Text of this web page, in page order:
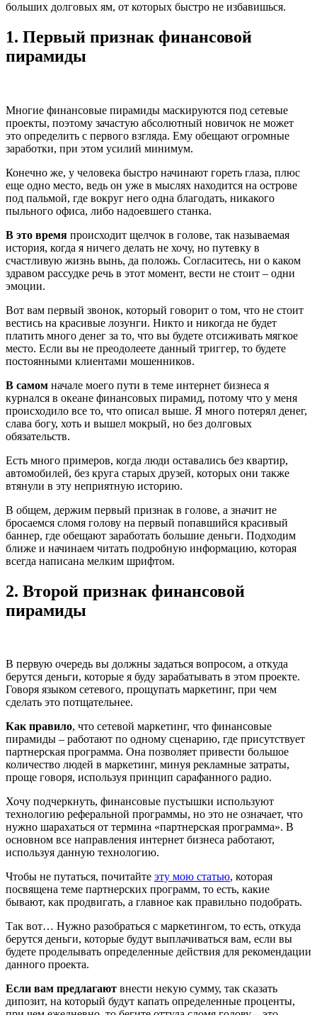
больших долговых ям, от которых быстро не избавишься.
1. Первый признак финансовой
пирамиды
Многие финансовые пирамиды маскируются под сетевые
проекты, поэтому зачастую абсолютный новичок не может
это определить с первого взгляда. Ему обещают огромные
заработки, при этом усилий минимум.
Конечно же, у человека быстро начинают гореть глаза, плюс
еще одно место, ведь он уже в мыслях находится на острове
под пальмой, где вокруг него одна благодать, никакого
пыльного офиса, либо надоевшего станка.
В это время происходит щелчок в голове, так называемая
история, когда я ничего делать не хочу, но путевку в
счастливую жизнь вынь, да положь. Согласитесь, ни о каком
здравом рассудке речь в этот момент, вести не стоит – одни
эмоции.
Вот вам первый звонок, который говорит о том, что не стоит
вестись на красивые лозунги. Никто и никогда не будет
платить много денег за то, что вы будете отсиживать мягкое
место. Если вы не преодолеете данный триггер, то будете
постоянными клиентами мошенников.
В самом начале моего пути в теме интернет бизнеса я
курнался в океане финансовых пирамид, потому что у меня
происходило все то, что описал выше. Я много потерял денег,
слава богу, хоть и вышел мокрый, но без долговых
обязательств.
Есть много примеров, когда люди оставались без квартир,
автомобилей, без круга старых друзей, которых они также
втянули в эту неприятную историю.
В общем, держим первый признак в голове, а значит не
бросаемся сломя голову на первый попавшийся красивый
баннер, где обещают заработать большие деньги. Подходим
ближе и начинаем читать подробную информацию, которая
всегда написана мелким шрифтом.
2. Второй признак финансовой
пирамиды
В первую очередь вы должны задаться вопросом, а откуда
берутся деньги, которые я буду зарабатывать в этом проекте.
Говоря языком сетевого, прощупать маркетинг, при чем
сделать это потщательнее.
Как правило, что сетевой маркетинг, что финансовые
пирамиды – работают по одному сценарию, где присутствует
партнерская программа. Она позволяет привести большое
количество людей в маркетинг, минуя рекламные затраты,
проще говоря, используя принцип сарафанного радио.
Хочу подчеркнуть, финансовые пустышки используют
технологию реферальной программы, но это не означает, что
нужно шарахаться от термина «партнерская программа». В
основном все направления интернет бизнеса работают,
используя данную технологию.
Чтобы не путаться, почитайте эту мою статью, которая
посвящена теме партнерских программ, то есть, какие
бывают, как продвигать, а главное как правильно подобрать.
Так вот… Нужно разобраться с маркетингом, то есть, откуда
берутся деньги, которые будут выплачиваться вам, если вы
будете проделывать определенные действия для рекомендации
данного проекта.
Если вам предлагают внести некую сумму, так сказать
дипозит, на который будут капать определенные проценты,